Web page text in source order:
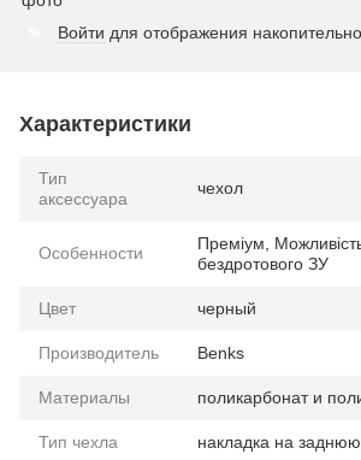
Войти для отображения
Характеристики
Тип
аксессуара
чехол
Особенности
Преміум,
бездротового ЗУ
Цвет черный
Производитель Benks
Материалы поликарбонат и
Тип чехла накладка на заднюю